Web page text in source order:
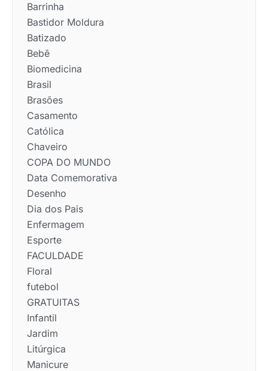
Barrinha
Bastidor Moldura
Batizado
Bebê
Biomedicina
Brasil
Brasões
Casamento
Católica
Chaveiro
COPA DO MUNDO
Data Comemorativa
Desenho
Dia dos Pais
Enfermagem
Esporte
FACULDADE
Floral
futebol
GRATUITAS
Infantil
Jardim
Litúrgica
Manicure